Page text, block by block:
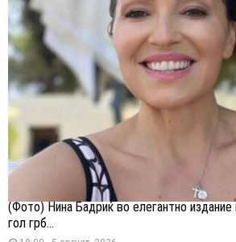
(Фото) Нина Бадриќ во елегантно
гол грб...